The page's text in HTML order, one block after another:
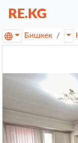
RE.KG
Бишкек